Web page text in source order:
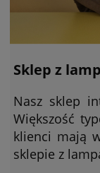
Sklep z
Nasz sklep
Większość
klienci mają
sklepie z